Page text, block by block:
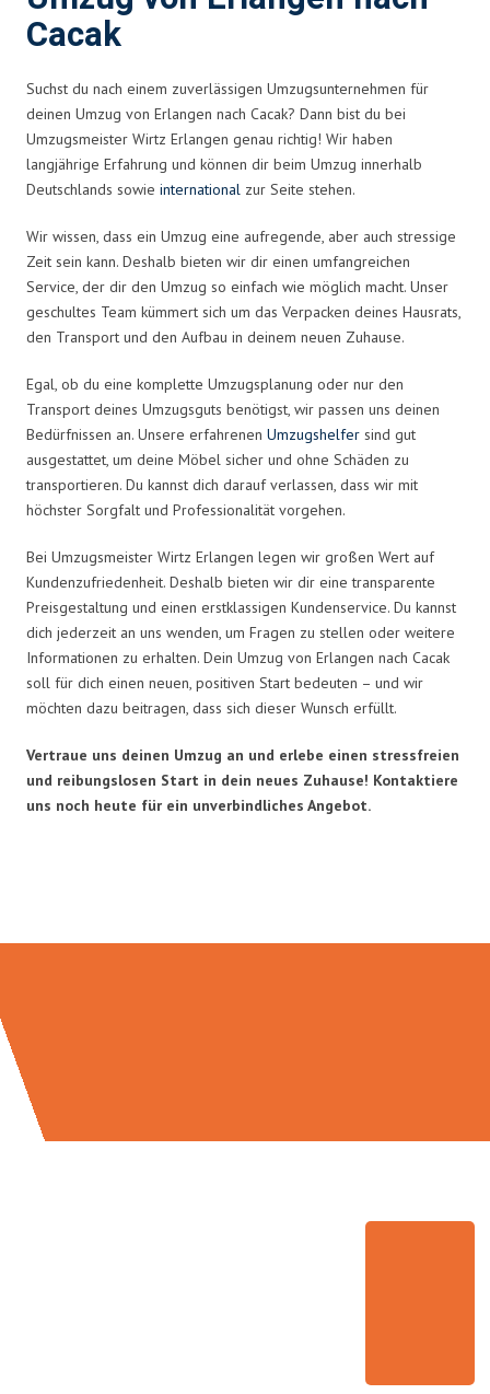
Cacak
Suchst du nach einem zuverlässigen Umzugsunternehmen für
deinen Umzug von Erlangen nach Cacak? Dann bist du bei
Umzugsmeister Wirtz Erlangen genau richtig! Wir haben
langjährige Erfahrung und können dir beim Umzug innerhalb
Deutschlands sowie international zur Seite stehen.
Wir wissen, dass ein Umzug eine aufregende, aber auch stressige
Zeit sein kann. Deshalb bieten wir dir einen umfangreichen
Service, der dir den Umzug so einfach wie möglich macht. Unser
geschultes Team kümmert sich um das Verpacken deines Hausrats,
den Transport und den Aufbau in deinem neuen Zuhause.
Egal, ob du eine komplette Umzugsplanung oder nur den
Transport deines Umzugsguts benötigst, wir passen uns deinen
Bedürfnissen an. Unsere erfahrenen Umzugshelfer sind gut
ausgestattet, um deine Möbel sicher und ohne Schäden zu
transportieren. Du kannst dich darauf verlassen, dass wir mit
höchster Sorgfalt und Professionalität vorgehen.
Bei Umzugsmeister Wirtz Erlangen legen wir großen Wert auf
Kundenzufriedenheit. Deshalb bieten wir dir eine transparente
Preisgestaltung und einen erstklassigen Kundenservice. Du kannst
dich jederzeit an uns wenden, um Fragen zu stellen oder weitere
Informationen zu erhalten. Dein Umzug von Erlangen nach Cacak
soll für dich einen neuen, positiven Start bedeuten – und wir
möchten dazu beitragen, dass sich dieser Wunsch erfüllt.
Vertraue uns deinen Umzug an und erlebe einen stressfreien
und reibungslosen Start in dein neues Zuhause! Kontaktiere
uns noch heute für ein unverbindliches Angebot.